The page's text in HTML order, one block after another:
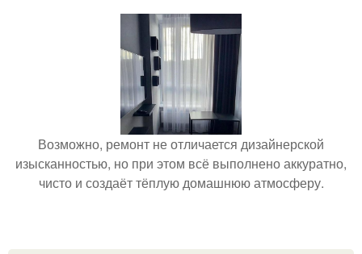
Возможно, ремонт не отличается дизайнерской
изысканностью, но при этом всё выполнено аккуратно,
чисто и создаёт тёплую домашнюю атмосферу.